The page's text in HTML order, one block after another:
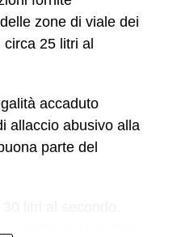
zone di viale dei
circa 25 litri al
accaduto
allaccio abusivo alla
parte del